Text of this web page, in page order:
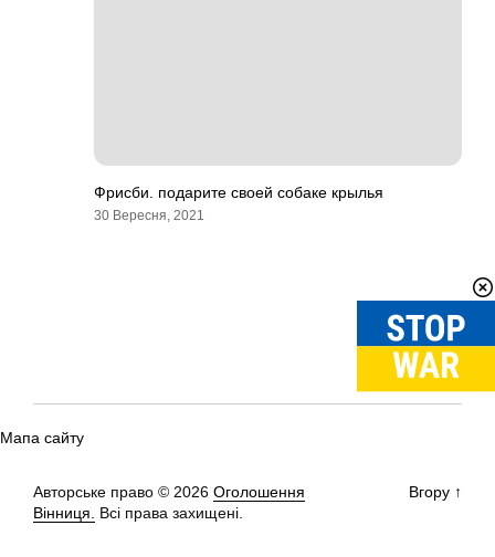
Фрисби. подарите своей собаке крылья
30 Вересня, 2021
Мапа сайту
Авторське право © 2026 Оголошення
Вінниця.
Всі права захищені.
Вгору ↑